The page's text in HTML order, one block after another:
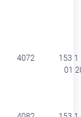
4072
153 1
01